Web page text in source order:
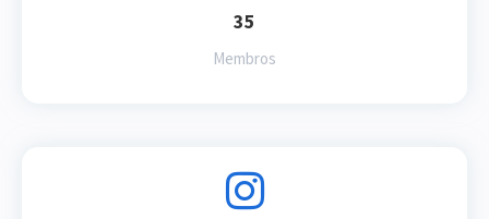
35
Membros